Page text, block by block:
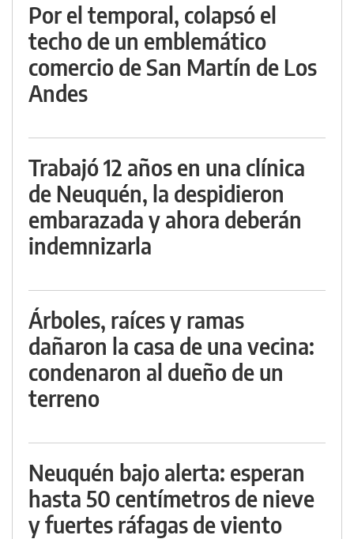
Por el temporal, colapsó el
techo de un emblemático
comercio de San Martín de Los
Andes
Trabajó 12 años en una clínica
de Neuquén, la despidieron
embarazada y ahora deberán
indemnizarla
Árboles, raíces y ramas
dañaron la casa de una vecina:
condenaron al dueño de un
terreno
Neuquén bajo alerta: esperan
hasta 50 centímetros de nieve
y fuertes ráfagas de viento